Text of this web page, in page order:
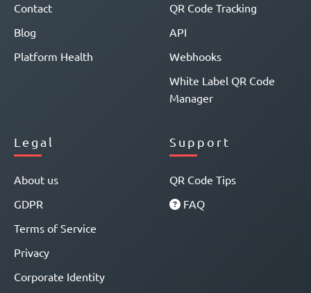
Contact
Blog
Platform Health
QR Code Tracking
API
Webhooks
White Label QR Code
Manager
Legal
About us
GDPR
Terms of Service
Privacy
Corporate Identity
Support
QR Code Tips
FAQ